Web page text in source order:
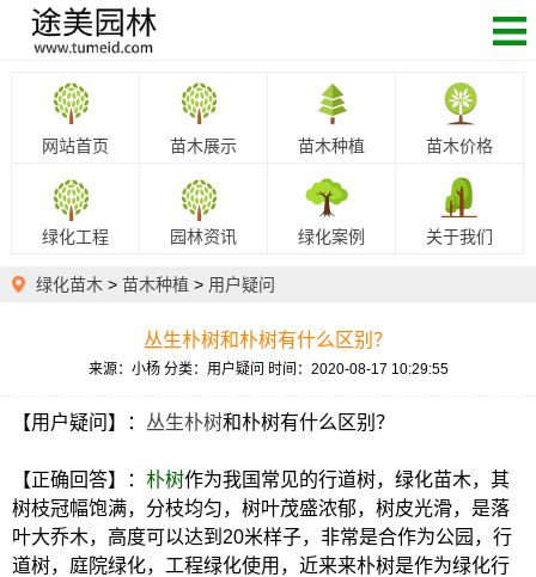
网站首页 苗木展示 苗木种植 苗木价格
绿化工程 园林资讯 绿化案例 关于我们
绿化苗木 > 苗木种植 > 用户疑问
丛生朴树和朴树有什么区别？
来源：小杨 分类：用户疑问 时间：2020-08-17 10:29:55
【用户疑问】： 丛生朴树和朴树有什么区别？
【正确回答】： 朴树作为我国常见的行道树，绿化苗木，其
树枝冠幅饱满，分枝均匀，树叶茂盛浓郁，树皮光滑，是落
叶大乔木，高度可以达到20米样子，非常是合作为公园，行
道树，庭院绿化，工程绿化使用，近来来朴树是作为绿化行